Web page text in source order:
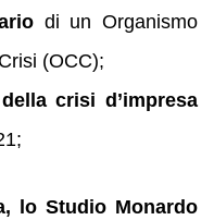
di un Organismo
(OCC);
crisi d’impresa
lo Studio Monardo